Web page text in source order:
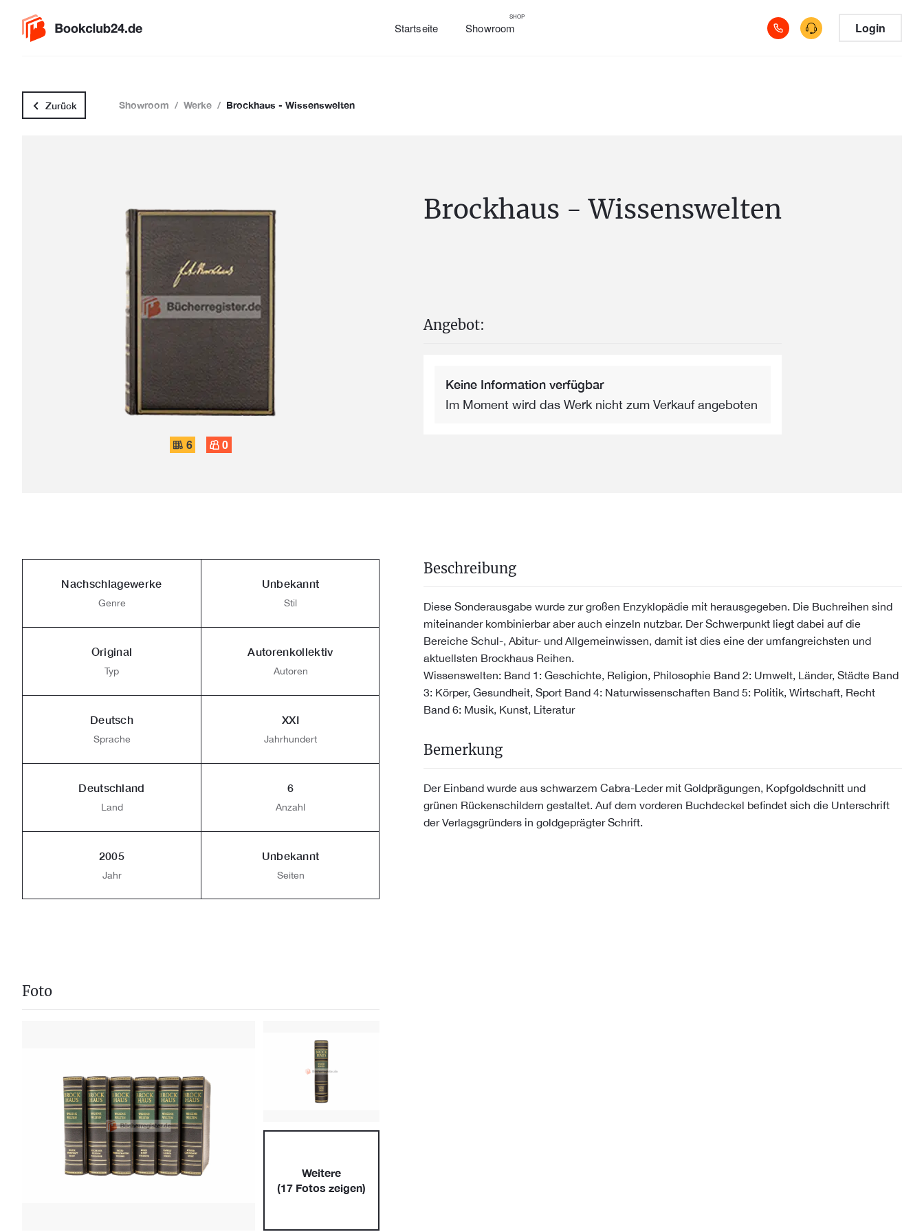
Startseite Showroom
SHOP
Login
Zurück Showroom / Werke / Brockhaus - Wissenswelten
6 0
Brockhaus - Wissenswelten
Angebot:
Keine Information verfügbar
Im Moment wird das Werk nicht zum Verkauf angeboten
Nachschlagewerke
Genre
Unbekannt
Stil
Original
Typ
Autorenkollektiv
Autoren
Deutsch
Sprache
XXI
Jahrhundert
Deutschland
Land
6
Anzahl
2005
Jahr
Unbekannt
Seiten
Foto
Weitere
(17Fotos zeigen)
Beschreibung
Diese Sonderausgabe wurde zur großen Enzyklopädie mit herausgegeben. Die Buchreihen sind
miteinander kombinierbar aber auch einzeln nutzbar. Der Schwerpunkt liegt dabei auf die
Bereiche Schul-, Abitur- und Allgemeinwissen, damit ist dies eine der umfangreichsten und
aktuellsten Brockhaus Reihen.
Wissenswelten: Band 1: Geschichte, Religion, Philosophie Band 2: Umwelt, Länder, Städte Band
3: Körper, Gesundheit, Sport Band 4: Naturwissenschaften Band 5: Politik, Wirtschaft, Recht
Band 6: Musik, Kunst, Literatur
Bemerkung
Der Einband wurde aus schwarzem Cabra-Leder mit Goldprägungen, Kopfgoldschnitt und
grünen Rückenschildern gestaltet. Auf dem vorderen Buchdeckel befindet sich die Unterschrift
der Verlagsgründers in goldgeprägter Schrift.